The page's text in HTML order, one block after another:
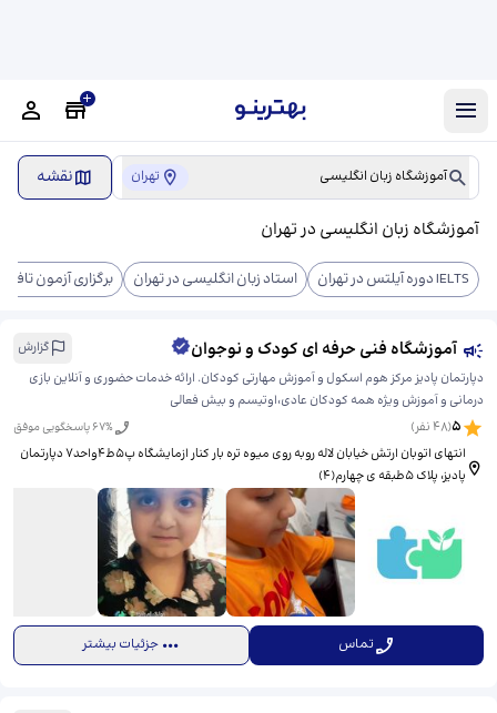
آموزشگاه زبان انگلیسی تهران نقشه
آموزشگاه زبان انگلیسی در تهران
IELTS دوره آیلتس در تهران استاد زبان انگلیسی در تهران برگزاری آزمون تافل
آموزشگاه فنی حرفه ای کودک و نوجوان
گزارش
دپارتمان پادیز مرکز هوم اسکول و آموزش مهارتی کودکان. ارائه خدمات حضوری و آنلاین بازی
درمانی و آموزش ویژه همه کودکان عادی،اوتیسم و بیش فعالی
5
(
48نفر) 67% پاسخگویی موفق
انتهای اتوبان ارتش خیابان لاله روبه روی میوه تره بار کنار ازمایشگاه پ۵ط۴واحد۷ دپارتمان
پادیز، ​پلاک ۵طبقه ی چهارم(۴)
تماس جزئیات بیشتر